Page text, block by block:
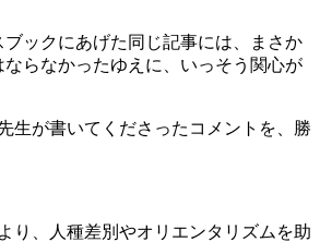
ックにあげた同じ記事には、まさか
らなかったゆえに、いっそう関心が
生が書いてくださったコメントを、勝
り、人種差別やオリエンタリズムを助